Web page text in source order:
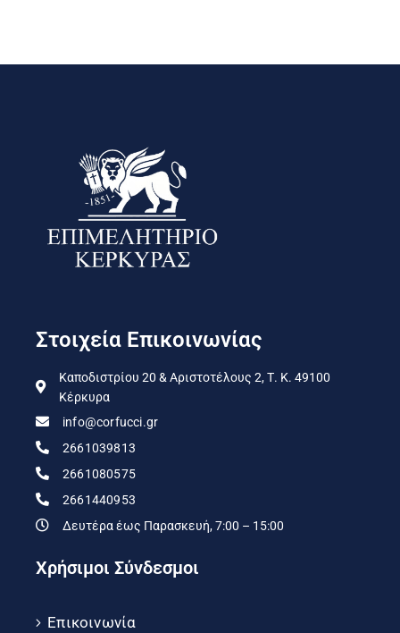
Στοιχεία Επικοινωνίας
Καποδιστρίου 20 & Αριστοτέλους 2, Τ. Κ. 49100
Κέρκυρα
info@corfucci.gr
2661039813
2661080575
2661440953
Δευτέρα έως Παρασκευή, 7:00 – 15:00
Χρήσιμοι Σύνδεσμοι
Επικοινωνία